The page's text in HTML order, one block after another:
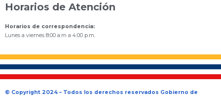
Horarios de Atención
Horarios de correspondencia:
Lunes a viernes 8:00 a.m a 4:00 p.m.
© Copyright 2024 – Todos los derechos reservados Gobierno de